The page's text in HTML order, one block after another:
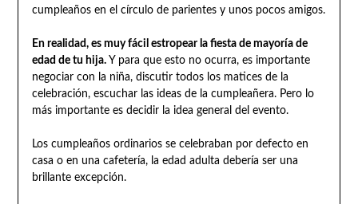
cumpleaños en el círculo de parientes y unos pocos amigos.
En realidad, es muy fácil estropear la fiesta de mayoría de
edad de tu hija.Y para que esto no ocurra, es importante
negociar con la niña, discutir todos los matices de la
celebración, escuchar las ideas de la cumpleañera. Pero lo
más importante es decidir la idea general del evento.
Los cumpleaños ordinarios se celebraban por defecto en
casa o en una cafetería, la edad adulta debería ser una
brillante excepción.